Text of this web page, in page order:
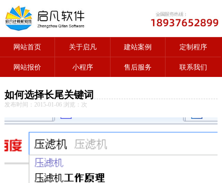
网站首页 关于启凡 建站案例 定制程序
网站报价 小程序 售后服务 联系我们
如何选择长尾关键词
发布时间：2015-01-06 浏览： 次